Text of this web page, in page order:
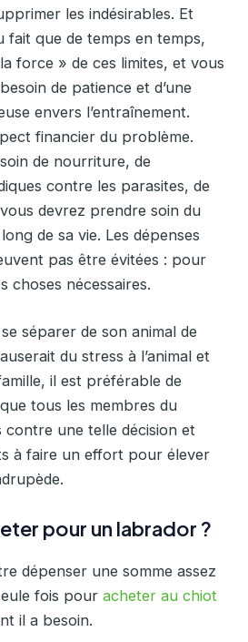
les indésirables. Et
fait que de temps en temps,
force » de ces limites, et vous
de patience et d’une
envers l’entraînement.
financier du problème.
de nourriture, de
contre les parasites, de
devrez prendre soin du
de sa vie. Les dépenses
pas être évitées : pour
choses nécessaires.
séparer de son animal de
du stress à l’animal et
il est préférable de
que tous les membres du
contre une telle décision et
à faire un effort pour élever
pour un labrador ?
dépenser une somme assez
fois pour acheter au chiot
il a besoin.